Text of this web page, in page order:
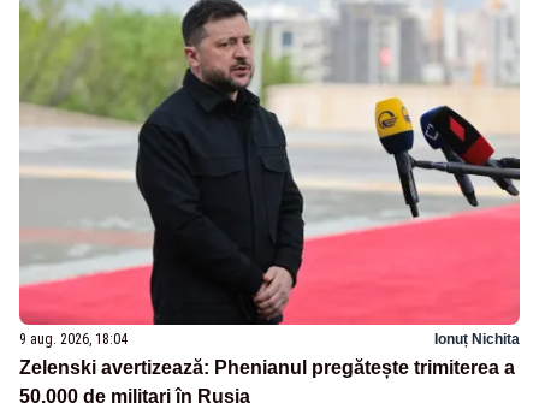
9 aug. 2026, 18:04 Ionuț Nichita
Zelenski avertizează: Phenianul pregătește trimiterea a
50.000 de militari în Rusia